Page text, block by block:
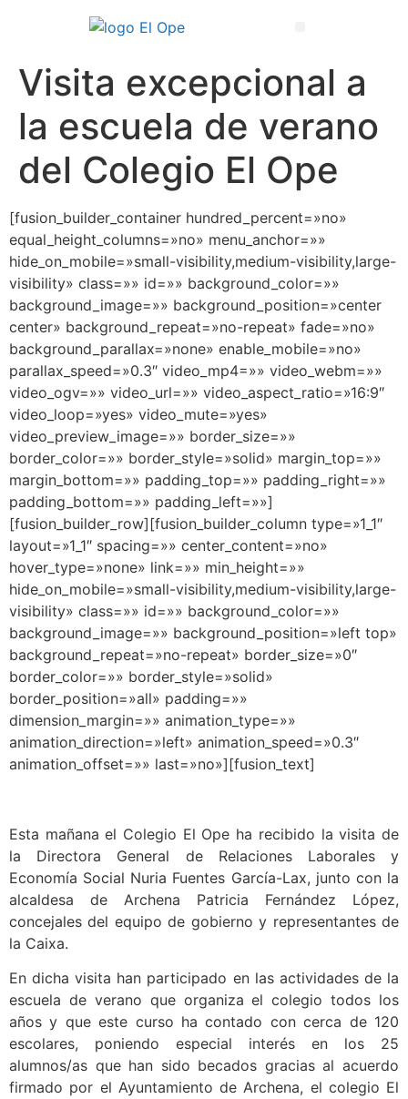
Visita excepcional a
la escuela de verano
del Colegio El Ope
[fusion_builder_container hundred_percent=»no»
equal_height_columns=»no» menu_anchor=»»
hide_on_mobile=»small-visibility,medium-visibility,large-
visibility» class=»» id=»» background_color=»»
background_image=»» background_position=»center
center» background_repeat=»no-repeat» fade=»no»
background_parallax=»none» enable_mobile=»no»
parallax_speed=»0.3″ video_mp4=»» video_webm=»»
video_ogv=»» video_url=»» video_aspect_ratio=»16:9″
video_loop=»yes» video_mute=»yes»
video_preview_image=»» border_size=»»
border_color=»» border_style=»solid» margin_top=»»
margin_bottom=»» padding_top=»» padding_right=»»
padding_bottom=»» padding_left=»»]
[fusion_builder_row][fusion_builder_column type=»1_1″
layout=»1_1″ spacing=»» center_content=»no»
hover_type=»none» link=»» min_height=»»
hide_on_mobile=»small-visibility,medium-visibility,large-
visibility» class=»» id=»» background_color=»»
background_image=»» background_position=»left top»
background_repeat=»no-repeat» border_size=»0″
border_color=»» border_style=»solid»
border_position=»all» padding=»»
dimension_margin=»» animation_type=»»
animation_direction=»left» animation_speed=»0.3″
animation_offset=»» last=»no»][fusion_text]
Esta mañana el Colegio El Ope ha recibido la visita de
la Directora General de Relaciones Laborales y
Economía Social Nuria Fuentes García-Lax, junto con la
alcaldesa de Archena Patricia Fernández López,
concejales del equipo de gobierno y representantes de
la Caixa.
En dicha visita han participado en las actividades de la
escuela de verano que organiza el colegio todos los
años y que este curso ha contado con cerca de 120
escolares, poniendo especial interés en los 25
alumnos/as que han sido becados gracias al acuerdo
firmado por el Ayuntamiento de Archena, el colegio El